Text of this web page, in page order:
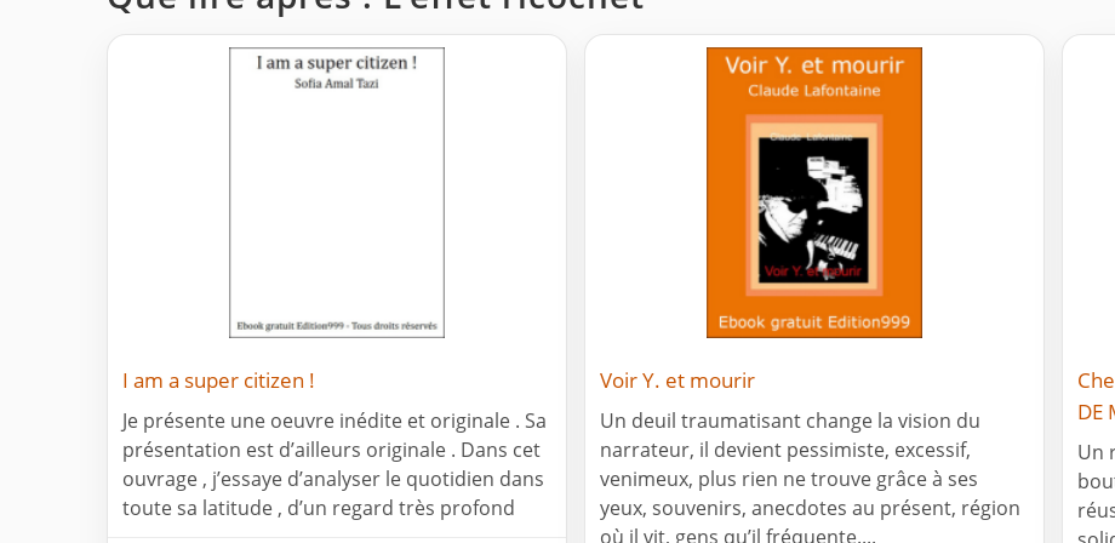
I am a super citizen !
Je présente une oeuvre inédite et originale . Sa
présentation est d’ailleurs originale . Dans cet
ouvrage , j’essaye d’analyser le quotidien dans
toute sa latitude , d’un regard très profond
Voir Y. et mourir
Un deuil traumatisant change la vision du
narrateur, il devient pessimiste, excessif,
venimeux, plus rien ne trouve grâce à ses
yeux, souvenirs, anecdotes au présent, région
où il vit, gens qu’il fréquente....
DE
Un